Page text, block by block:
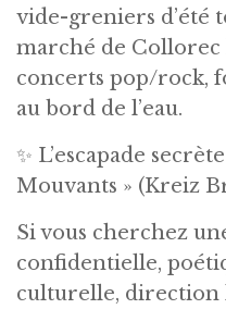
vide-greniers d’été
marché de
concerts pop/rock,
au bord de l’eau.
✨ L’escapade
Mouvants » (Kreiz
Si vous cherchez
confidentielle,
culturelle, direction